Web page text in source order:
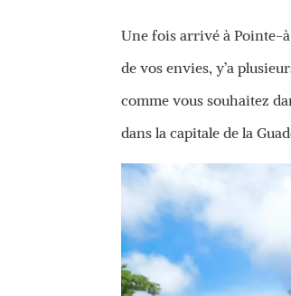
Une fois arrivé à Pointe-
de vos envies, y’a
comme vous souhaitez
dans la capitale de la